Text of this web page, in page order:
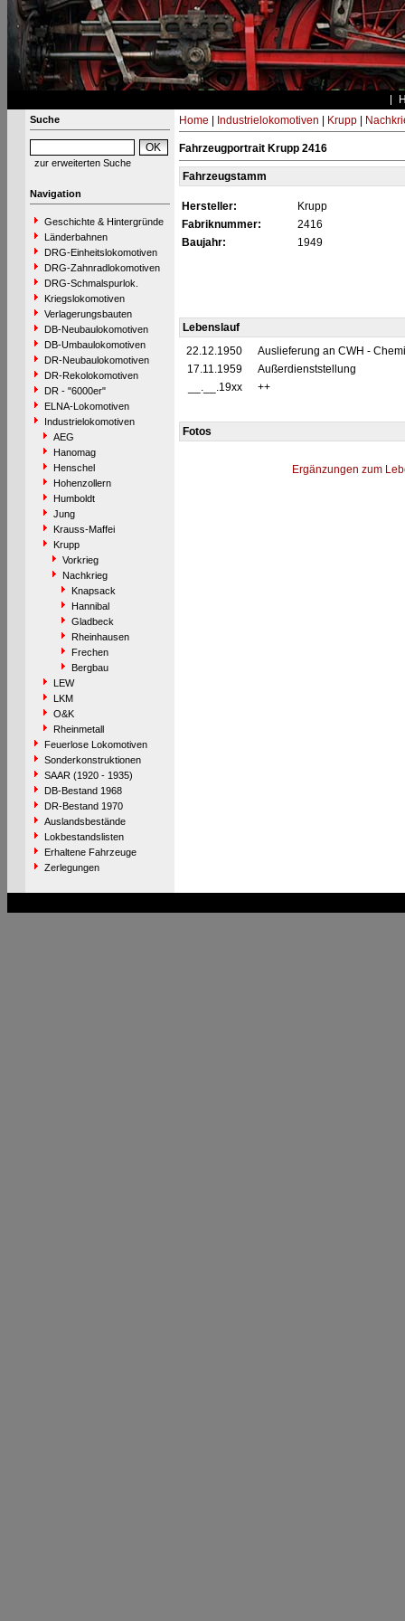
Suche
zur erweiterten Suche
Navigation
Geschichte & Hintergründe
Länderbahnen
DRG-Einheitslokomotiven
DRG-Zahnradlokomotiven
DRG-Schmalspurlok.
Kriegslokomotiven
Verlagerungsbauten
DB-Neubaulokomotiven
DB-Umbaulokomotiven
DR-Neubaulokomotiven
DR-Rekolokomotiven
DR - "6000er"
ELNA-Lokomotiven
Industrielokomotiven
AEG
Hanomag
Henschel
Hohenzollern
Humboldt
Jung
Krauss-Maffei
Krupp
Vorkrieg
Nachkrieg
Knapsack
Hannibal
Gladbeck
Rheinhausen
Frechen
Bergbau
LEW
LKM
O&K
Rheinmetall
Feuerlose Lokomotiven
Sonderkonstruktionen
SAAR (1920 - 1935)
DB-Bestand 1968
DR-Bestand 1970
Auslandsbestände
Lokbestandslisten
Erhaltene Fahrzeuge
Zerlegungen
Home Industrielokomotiven Krupp|
Fahrzeugportrait Krupp 2416
Fahrzeugstamm
Hersteller:
Krupp
Fabriknummer:
2416
Baujahr:
1949
Lebenslauf
22.12.1950
Auslieferung an CWH -
17.11.1959
Außerdienststellung
__.__.19xx
++
Fotos
Ergänzungen zum